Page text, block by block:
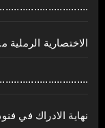
الاختصارية
نهاية الادراك في